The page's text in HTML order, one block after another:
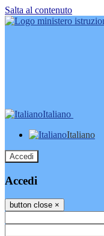
Salta al contenuto
Italiano
Italiano
Accedi
Accedi
button close ×